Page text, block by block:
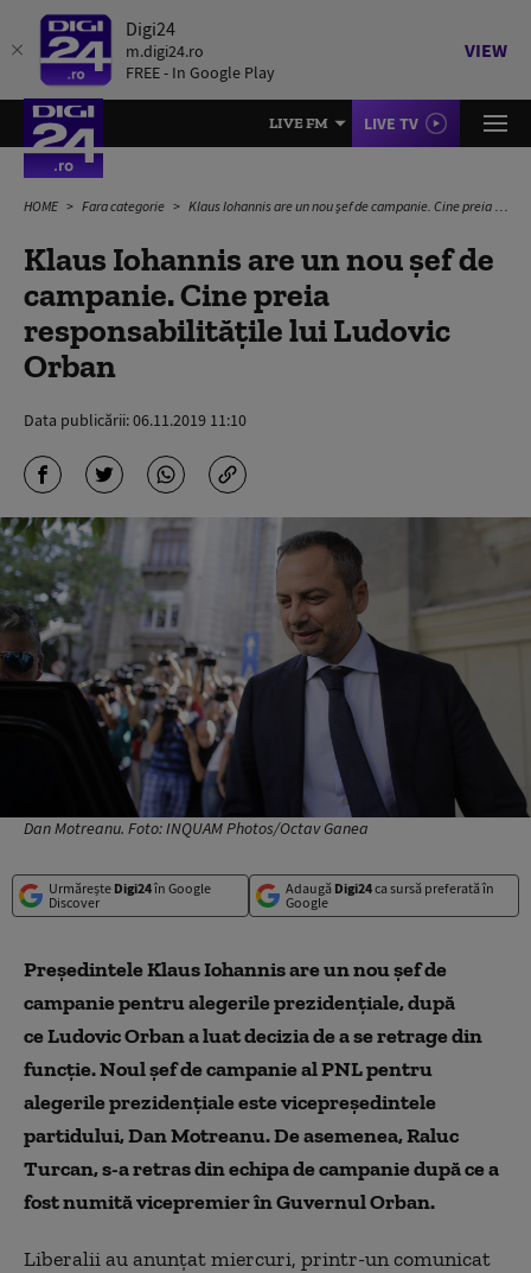
Digi24
m.digi24.ro
FREE - In Google Play
VIEW
LIVE FM LIVE TV
HOME Fara categorie Klaus Iohannis are un nou șef de campanie. Cine preia responsabilitățile lui Ludovic Orban
Klaus Iohannis are un nou șef de
campanie. Cine preia
responsabilitățile lui Ludovic
Orban
Data publicării:06.11.2019 11:10
Dan Motreanu. Foto: INQUAM Photos/Octav Ganea
Urmărește Digi24în Google
Discover
Adaugă Digi24ca sursă preferată în
Google
Președintele Klaus Iohannis are un nou șef de
campanie pentru alegerile prezidențiale, după
ce Ludovic Orban a luat decizia de a se retrage din
funcție. Noul șef de campanie al PNL pentru
alegerile prezidențiale este vicepreședintele
partidului, Dan Motreanu. De asemenea, Raluc
Turcan, s-a retras din echipa de campanie după ce a
fost numită vicepremier în Guvernul Orban.
Liberalii au anunțat miercuri, printr-un comunicat